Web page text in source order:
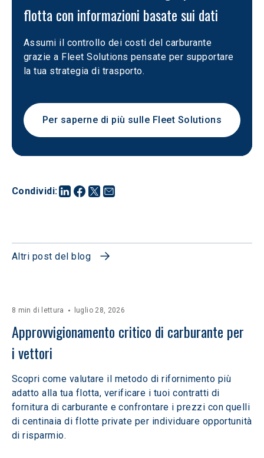
Condividi:
flotta con informazioni basate sui dati
Assumi il controllo dei costi del carburante
grazie a Fleet Solutions pensate per supportare
la tua strategia di trasporto.
Per saperne di più sulle Fleet Solutions
Altri post del blog
8 min di lettura luglio 28, 2026
Approvvigionamento critico di carburante per
i vettori
Scopri come valutare il metodo di rifornimento più
adatto alla tua flotta, verificare i tuoi contratti di
fornitura di carburante e confrontare i prezzi con quelli
di centinaia di flotte private per individuare opportunità
di risparmio.